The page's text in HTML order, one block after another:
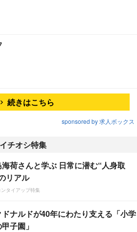
続きはこちら
sponsored by 求人ボックス
チオシ特集
海荷さんと学ぶ 日常に潜む“人身取
リアル
タイアップ特集
ドナルドが40年にわたり支える「小学
子園」